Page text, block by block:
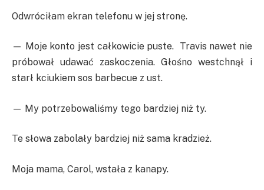
Odwróciłam ekran telefonu w jej stronę.
— Moje konto jest całkowicie puste. Travis nawet nie
próbował udawać zaskoczenia. Głośno westchnął i
starł kciukiem sos barbecue z ust.
— My potrzebowaliśmy tego bardziej niż ty.
Te słowa zabolały bardziej niż sama kradzież.
Moja mama, Carol, wstała z kanapy.